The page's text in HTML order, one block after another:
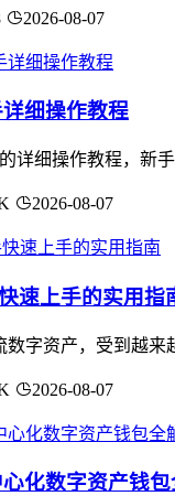
2026-08-07
细操作教程
详细操作教程，新
2026-08-07
速上手的实用指
字资产，受到越
2026-08-07
化数字资产钱